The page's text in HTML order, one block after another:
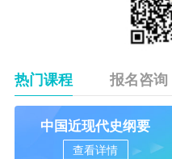
热门课程 报名咨询
中国近现代史纲要
查看详情